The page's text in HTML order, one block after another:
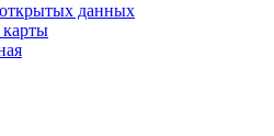
данных